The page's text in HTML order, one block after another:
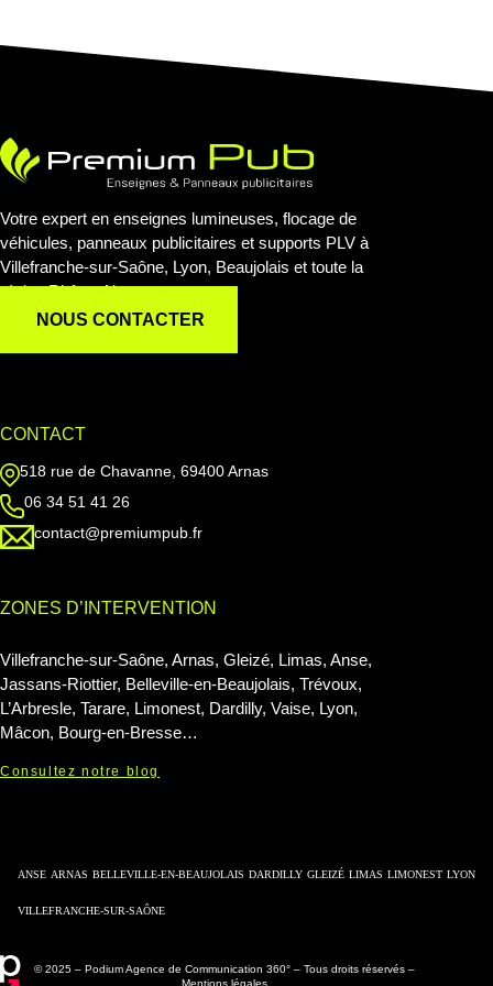
Votre expert en enseignes lumineuses, flocage de
véhicules, panneaux publicitaires et supports PLV à
Villefranche-sur-Saône, Lyon, Beaujolais et toute la
région Rhône-Alpes.
NOUS CONTACTER
CONTACT
518 rue de Chavanne, 69400 Arnas
06 34 51 41 26
contact@premiumpub.fr
ZONES D’INTERVENTION
Villefranche-sur-Saône, Arnas, Gleizé, Limas, Anse,
Jassans-Riottier, Belleville-en-Beaujolais, Trévoux,
L’Arbresle, Tarare, Limonest, Dardilly, Vaise, Lyon,
Mâcon, Bourg-en-Bresse…
Consultez notre blog
ANSE ARNAS BELLEVILLE-EN-BEAUJOLAIS DARDILLY GLEIZÉ LIMAS LIMONEST LYON
VILLEFRANCHE-SUR-SAÔNE
© 2025 – Podium Agence de Communication 360° – Tous droits réservés –
Mentions légales